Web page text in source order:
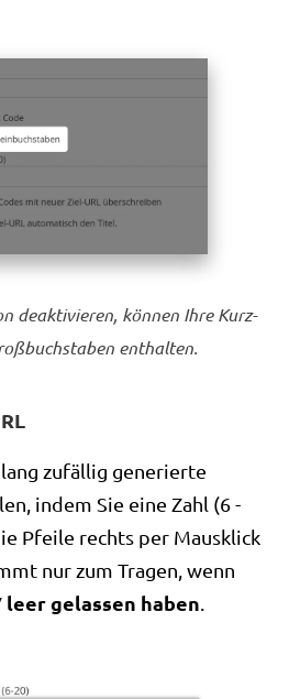
deaktivieren, können Ihre Kurz-
enthalten.
zufällig generierte
indem Sie eine Zahl (6 -
Pfeile rechts per Mausklick
nur zum Tragen, wenn
leer gelassen haben